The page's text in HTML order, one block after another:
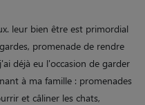
leur bien être est primordial
promenade de rendre
déjà eu l'occasion de garder
à ma famille : promenades
et câliner les chats,